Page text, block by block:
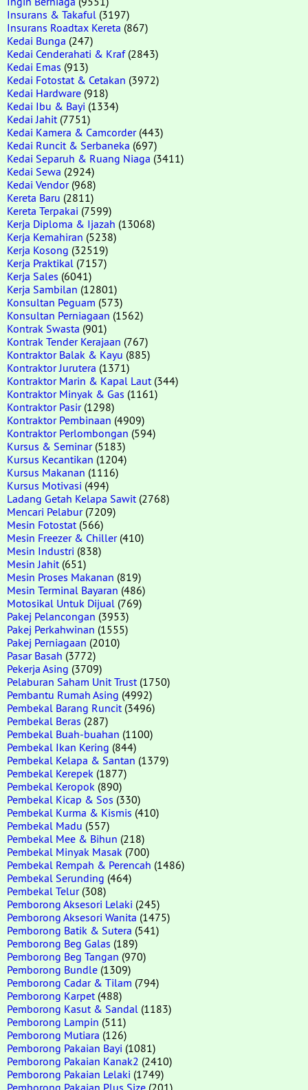
Insurans & Takaful (3197)
Insurans Roadtax Kereta (867)
Kedai Bunga (247)
Kedai Cenderahati & Kraf(2843)
Kedai Emas (913)
Kedai Fotostat & Cetakan (3972)
Kedai Hardware (918)
Kedai Ibu & Bayi (1334)
Kedai Jahit (7751)
Kedai Kamera & Camcorder(443)
Kedai Runcit & Serbaneka (697)
Kedai Separuh & Ruang Niaga (3411)
Kedai Sewa (2924)
Kedai Vendor(968)
Kereta Baru (2811)
Kereta Terpakai (7599)
Kerja Diploma & Ijazah (13068)
Kerja Kemahiran (5238)
Kerja Kosong (32519)
Kerja Praktikal (7157)
Kerja Sales (6041)
Kerja Sambilan (12801)
Konsultan Peguam (573)
Konsultan Perniagaan (1562)
Kontrak Swasta (901)
Kontrak Tender Kerajaan (767)
Kontraktor Balak & Kayu (885)
Kontraktor Jurutera (1371)
Kontraktor Marin & Kapal Laut (344)
Kontraktor Minyak & Gas (1161)
Kontraktor Pasir(1298)
Kontraktor Pembinaan (4909)
Kontraktor Perlombongan (594)
Kursus & Seminar(5183)
Kursus Kecantikan (1204)
Kursus Makanan (1116)
Kursus Motivasi (494)
Ladang Getah Kelapa Sawit (2768)
Mencari Pelabur(7209)
Mesin Fotostat (566)
Mesin Freezer & Chiller(410)
Mesin Industri (838)
Mesin Jahit (651)
Mesin Proses Makanan (819)
Mesin Terminal Bayaran (486)
Motosikal Untuk Dijual (769)
Pakej Pelancongan (3953)
Pakej Perkahwinan (1555)
Pakej Perniagaan (2010)
Pasar Basah (3772)
Pekerja Asing (3709)
Pelaburan Saham Unit Trust (1750)
Pembantu Rumah Asing (4992)
Pembekal Barang Runcit (3496)
Pembekal Beras (287)
Pembekal Buah-buahan (1100)
Pembekal Ikan Kering (844)
Pembekal Kelapa & Santan (1379)
Pembekal Kerepek (1877)
Pembekal Keropok (890)
Pembekal Kicap & Sos (330)
Pembekal Kurma & Kismis (410)
Pembekal Madu (557)
Pembekal Mee & Bihun (218)
Pembekal Minyak Masak (700)
Pembekal Rempah & Perencah (1486)
Pembekal Serunding (464)
Pembekal Telur(308)
Pemborong Aksesori Lelaki (245)
Pemborong Aksesori Wanita (1475)
Pemborong Batik & Sutera (541)
Pemborong Beg Galas (189)
Pemborong Beg Tangan (970)
Pemborong Bundle (1309)
Pemborong Cadar & Tilam (794)
Pemborong Karpet (488)
Pemborong Kasut & Sandal (1183)
Pemborong Lampin (511)
Pemborong Mutiara (126)
Pemborong Pakaian Bayi (1081)
Pemborong Pakaian Kanak2 (2410)
Pemborong Pakaian Lelaki (1749)
Pemborong Pakaian Plus Size (201)